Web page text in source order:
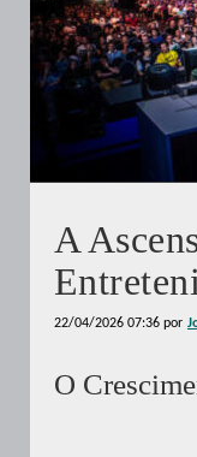
A
22/04/2026 07:36 por
O